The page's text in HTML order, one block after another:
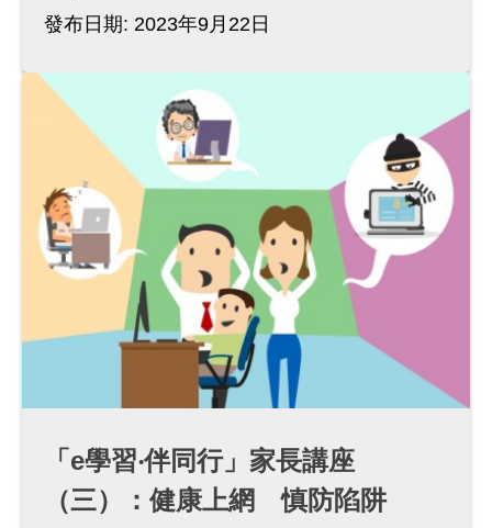
發布日期: 2023年9月22日
「e學習‧伴同行」家長講座
（三）：健康上網 慎防陷阱